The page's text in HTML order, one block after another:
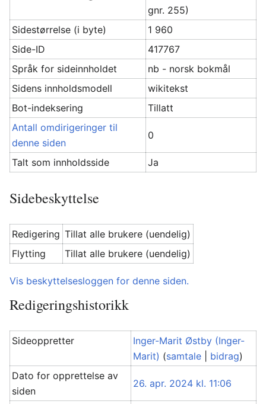
gnr. 255)
Sidestørrelse (i byte)
1 960
Side-ID
417767
Språk for sideinnholdet
nb - norsk bokmål
Sidens innholdsmodell
wikitekst
Bot-indeksering
Tillatt
Antall omdirigeringer til
denne siden
0
Talt som innholdsside Ja
Sidebeskyttelse
Redigering Tillat alle brukere (uendelig)
Flytting
Tillat alle brukere (uendelig)
Vis beskyttelsesloggen for denne siden.
Redigeringshistorikk
Sideoppretter
Inger-Marit Østby (Inger-
Marit) (samtale bidrag)
Dato for opprettelse av
siden
26. apr. 2024 kl. 11:06